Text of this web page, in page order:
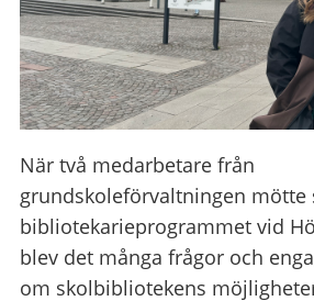
När två medarbetare från
grundskoleförvaltningen mötte
bibliotekarieprogrammet vid
blev det många frågor och
om skolbibliotekens